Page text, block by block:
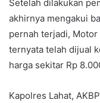
Setelah dilakukan
akhirnya mengakui
pernah terjadi,
ternyata telah dijual
harga sekitar Rp
Kapolres Lahat,